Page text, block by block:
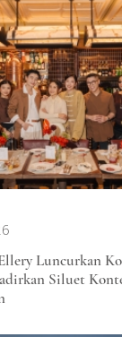
Luncurkan
Siluet